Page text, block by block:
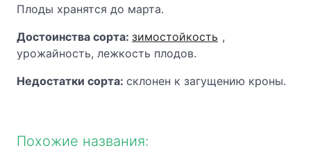
Плоды хранятся до марта.
Достоинства сорта: зимостойкость ,
урожайность, лежкость плодов.
Недостатки сорта: склонен к загущению кроны.
Похожие названия: